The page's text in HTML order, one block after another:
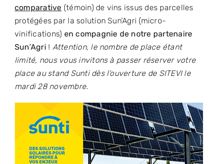
comparative (témoin) de vins issus des parcelles
protégées par la solution Sun’Agri (micro-
vinifications) en compagnie de notre partenaire
Sun’Agri ! Attention, le nombre de place étant
limité, nous vous invitons à passer réserver votre
place au stand Sunti dès l’ouverture de SITEVI le
mardi 28 novembre.